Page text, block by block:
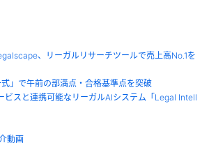
、リーガルリサーチツールで売上高No.1を
」で午前の部満点・合格基準点を突破
ビスと連携可能なリーガルAIシステム「Legal Intell
動画